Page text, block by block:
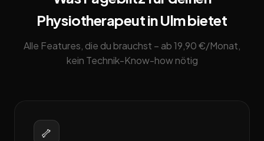
Physiotherapeut in Ulm bietet
Alle Features, die du brauchst – ab 19,90 €/Monat,
kein Technik-Know-how nötig
🦴